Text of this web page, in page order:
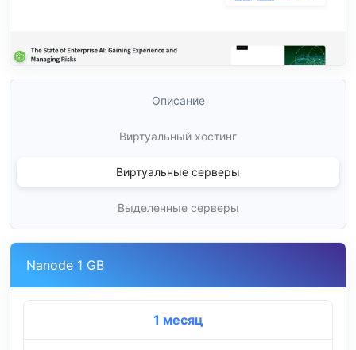
Описание
Виртуальный хостинг
Виртуальные серверы
Выделенные серверы
Nanode 1 GB
1 месяц